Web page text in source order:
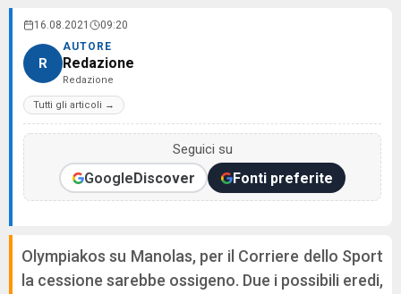
16.08.2021 09:20
R
AUTORE
Redazione
Redazione
Tutti gli articoli →
Seguici su
GoogleDiscover Fonti preferite
Olympiakos su Manolas, per il Corriere dello Sport
la cessione sarebbe ossigeno. Due i possibili eredi,